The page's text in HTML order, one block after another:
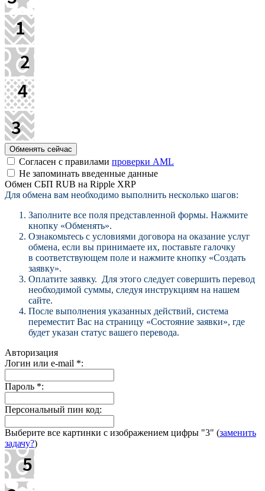
Согласен с правилами проверки AML
Не запоминать введенные данные
Обмен СБП RUB на Ripple XRP
Для обмена вам необходимо выполнить несколько шагов:
Заполните все поля представленной формы. Нажмите
кнопку «Обменять».
Ознакомьтесь с условиями договора на оказание услуг
обмена, если вы принимаете их, поставьте галочку
в соответствующем поле и нажмите кнопку «Создать
заявку».
Оплатите заявку. Для этого следует совершить перевод
необходимой суммы, следуя инструкциям на нашем
сайте.
После выполнения указанных действий, система
переместит Вас на страницу «Состояние заявки», где
будет указан статус вашего перевода.
Авторизация
Логин или e-mail *:
Пароль *:
Персональный пин код:
Выберите все картинки с изображением цифры "3" (заменить
задачу?)